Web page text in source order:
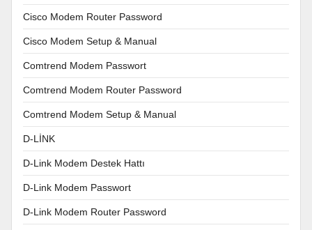
Cisco Modem Router Password
Cisco Modem Setup & Manual
Comtrend Modem Passwort
Comtrend Modem Router Password
Comtrend Modem Setup & Manual
D-LİNK
D-Link Modem Destek Hattı
D-Link Modem Passwort
D-Link Modem Router Password